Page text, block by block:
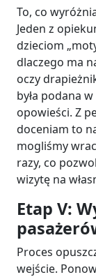
To, co
Jeden z
dzieciom
dlaczego ma
oczy
była podana
opowieści. Z
doceniam to
mogliśmy
razy, co
wizytę na
Etap V:
Proces
wejście.